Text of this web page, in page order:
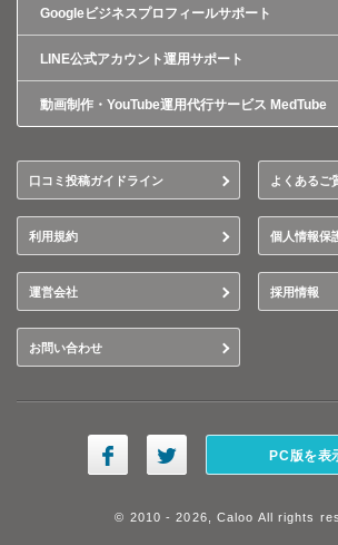
Googleビジネスプロフィールサポート
LINE公式アカウント運用サポート
動画制作・YouTube運用代行サービス MedTube
口コミ投稿ガイドライン よくあるご
利用規約 個人情報保
運営会社 採用情報
お問い合わせ
PC版を表
© 2010 - 2026, Caloo All rights